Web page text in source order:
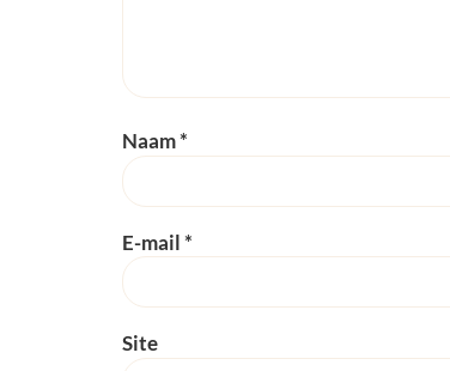
Naam*
E-mail*
Site